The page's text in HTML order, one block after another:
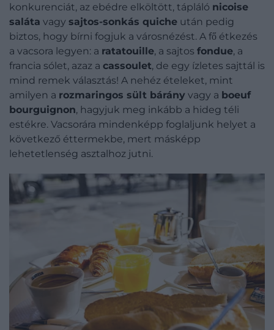
konkurenciát, az ebédre elköltött, tápláló nicoise
saláta vagy sajtos-sonkás quiche után pedig
biztos, hogy bírni fogjuk a városnézést. A fő étkezés
a vacsora legyen: a ratatouille, a sajtos fondue, a
francia sólet, azaz a cassoulet, de egy ízletes sajttál is
mind remek választás! A nehéz ételeket, mint
amilyen a rozmaringos sült bárány vagy a boeuf
bourguignon, hagyjuk meg inkább a hideg téli
estékre. Vacsorára mindenképp foglaljunk helyet a
következő éttermekbe, mert másképp
lehetetlenség asztalhoz jutni.